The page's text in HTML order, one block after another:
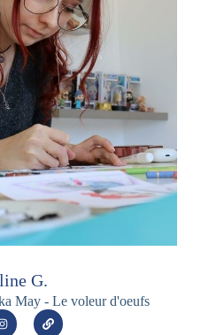
G.
May - Le voleur d'oeufs